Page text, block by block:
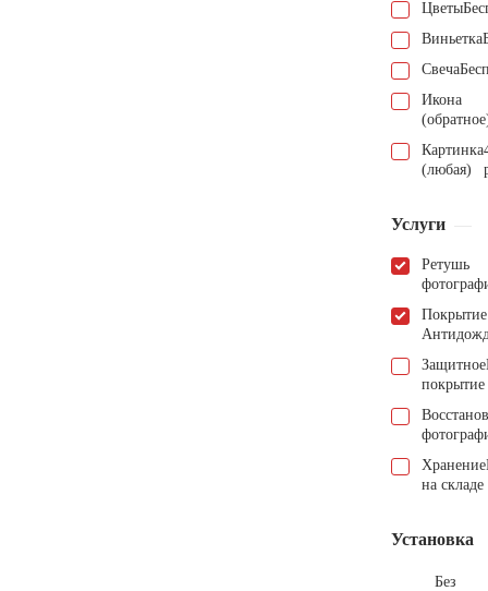
Цветы
Виньетка
Свеча
Икона
Картинка
(любая)
Услуги
Ретушь
Покрытие
Защитное
покрытие
Хранение
на складе
Установка
Без